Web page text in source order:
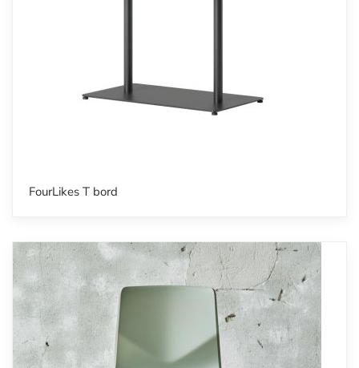
FourLikes T bord